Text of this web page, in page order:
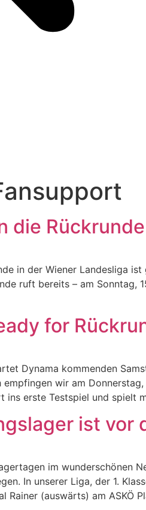
die
in der Wiener Landesliga
ruft bereits – am Sonntag,
for
Dynama kommenden
wir am
ins erste Testspiel und spielt
ist vor
im wunderschönen
In unserer Liga, der 1.
Rainer (auswärts) am ASKÖ